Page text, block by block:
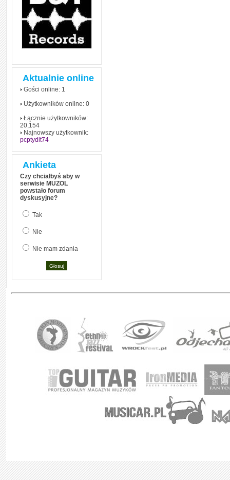
Aktualnie online
Gości online: 1
Użytkowników online: 0
Łącznie użytkowników:
20,154
Najnowszy użytkownik:
pcptydit74
Ankieta
Czy chciałbyś aby w
serwisie MUZOL
powstało forum
dyskusyjne?
Tak
Nie
Nie mam zdania